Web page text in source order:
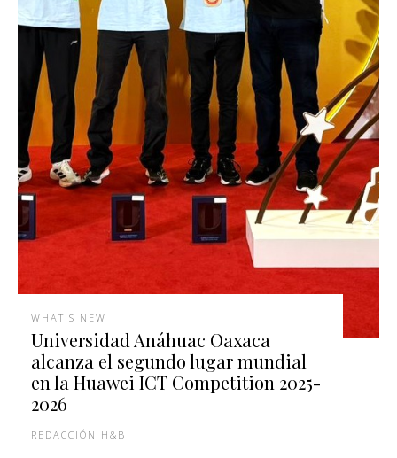
WHAT'S NEW
Universidad Anáhuac Oaxaca
alcanza el segundo lugar mundial
en la Huawei ICT Competition 2025-
2026
REDACCIÓN H&B